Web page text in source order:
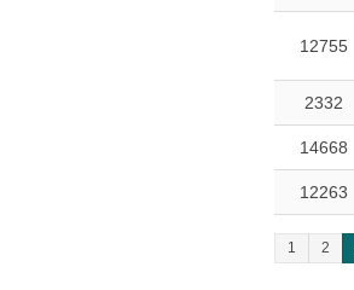
12755
2332
14668
12263
1 2